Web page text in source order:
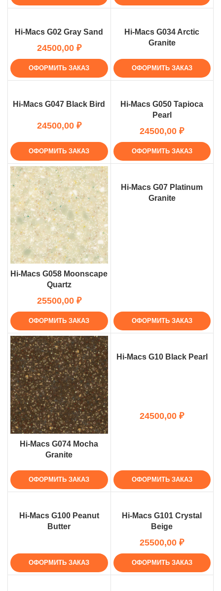
Hi-Macs G02 Gray Sand
₽
ОФОРМИТЬ ЗАКАЗ
Hi-Macs G034 Arctic
Granite
ОФОРМИТЬ ЗАКАЗ
Hi-Macs G047 Black Bird
₽
ОФОРМИТЬ ЗАКАЗ
Hi-Macs G050 Tapioca
Pearl
₽
ОФОРМИТЬ ЗАКАЗ
Hi-Macs G058 Moonscape
Quartz
₽
ОФОРМИТЬ ЗАКАЗ
Hi-Macs G07 Platinum
Granite
ОФОРМИТЬ ЗАКАЗ
Hi-Macs G074 Mocha
Granite
ОФОРМИТЬ ЗАКАЗ
Hi-Macs G10 Black Pearl
₽
ОФОРМИТЬ ЗАКАЗ
Hi-Macs G100 Peanut
Butter
ОФОРМИТЬ ЗАКАЗ
Hi-Macs G101 Crystal
Beige
₽
ОФОРМИТЬ ЗАКАЗ